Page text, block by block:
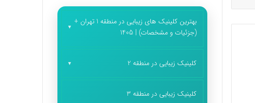
بهترین کلینیک های زیبایی در منطقه 1 تهران +
(جزئیات و مشخصات) | 1405
کلینیک زیبایی در منطقه 2
کلینیک زیبایی در منطقه 3